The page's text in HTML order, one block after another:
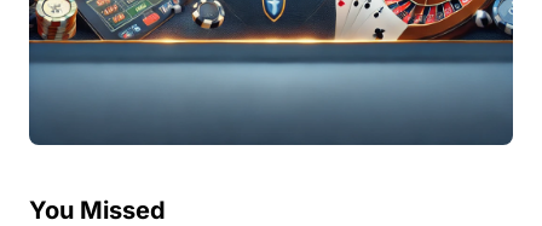
You Missed